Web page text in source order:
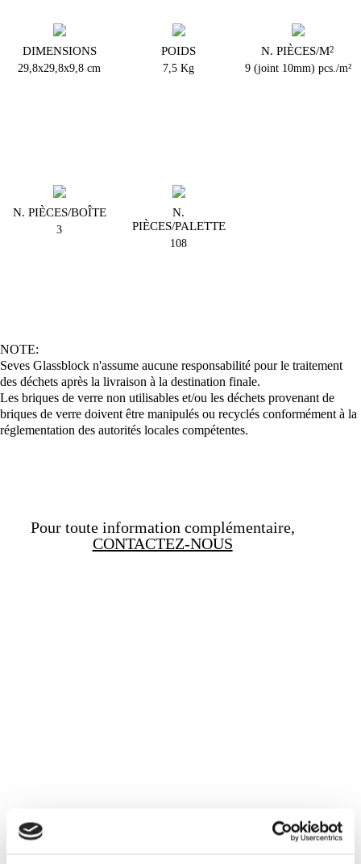
DIMENSIONS
29,8x29,8x9,8 cm
POIDS
7,5 Kg
N. PIÈCES/M2
9 (joint 10mm) pcs./m²
N. PIÈCES/BOÎTE
3
N.
PIÈCES/PALETTE
108
NOTE:
Seves Glassblock n'assume aucune responsabilité pour le traitement
des déchets après la livraison à la destination finale.
Les briques de verre non utilisables et/ou les déchets provenant de
briques de verre doivent être manipulés ou recyclés conformément à la
réglementation des autorités locales compétentes.
Pour toute information complémentaire,
CONTACTEZ-NOUS